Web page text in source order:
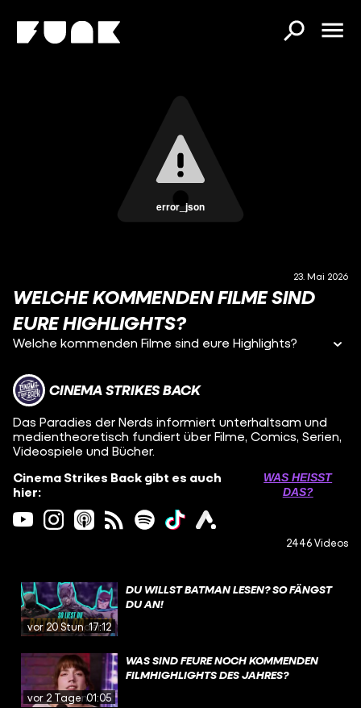
error_json
23. Mai 2026
WELCHE KOMMENDEN FILME SIND
EURE HIGHLIGHTS?
Welche kommenden Filme sind eure Highlights?
CINEMA STRIKES BACK
Das Paradies der Nerds informiert unterhaltsam und
medientheoretisch fundiert über Filme, Comics, Serien,
Videospiele und Bücher.
Cinema Strikes Back gibt es auch
hier:
WAS HEISST D
AS?
2446 Videos
vor 20 Stunden
17:12
DU WILLST BATMAN LESEN? SO FÄNGST
DU AN!
vor 2 Tagen01:05
WAS SIND FEURE NOCH KOMMENDEN
FILMHIGHLIGHTS DES JAHRES?